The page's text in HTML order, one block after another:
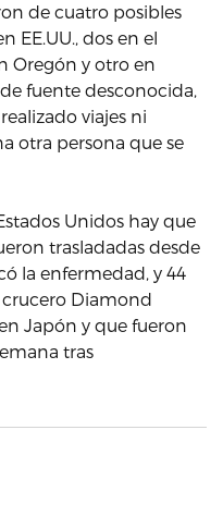
de cuatro posibles
EE.UU., dos en el
Oregón y otro en
fuente desconocida,
viajes ni
otra persona que se
Unidos hay que
trasladadas desde
la enfermedad, y 44
Diamond
Japón y que fueron
tras